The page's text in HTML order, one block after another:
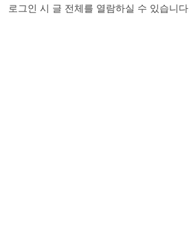
로그인 시 글 전체를 열람하실 수 있습니다.